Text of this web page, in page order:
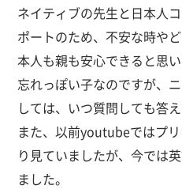
ネイティブの先生と日本人
ポートのため、不安な時や
本人も親も安心できると思い
忘れっぽい子なのですが、
しては、いつ質問しても答
また、以前youtubeではプ
り見ていましたが、今では
ました。